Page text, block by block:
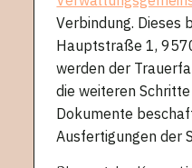
Verbindung. Dieses
Hauptstraße 1,
werden der
die weiteren
Dokumente
Ausfertigungen der